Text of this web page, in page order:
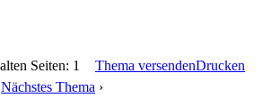
Seiten: 1 Thema versendenDrucken
Nächstes Thema ›